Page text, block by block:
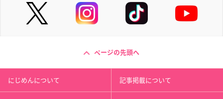
ページの先頭へ
にじめんについて 記事掲載について